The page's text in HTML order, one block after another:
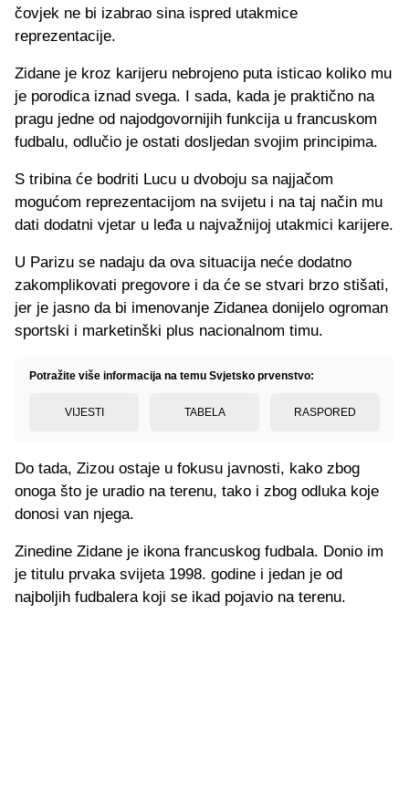
čovjek ne bi izabrao sina ispred utakmice
reprezentacije.
Zidane je kroz karijeru nebrojeno puta isticao koliko mu
je porodica iznad svega. I sada, kada je praktično na
pragu jedne od najodgovornijih funkcija u francuskom
fudbalu, odlučio je ostati dosljedan svojim principima.
S tribina će bodriti Lucu u dvoboju sa najjačom
mogućom reprezentacijom na svijetu i na taj način mu
dati dodatni vjetar u leđa u najvažnijoj utakmici karijere.
U Parizu se nadaju da ova situacija neće dodatno
zakomplikovati pregovore i da će se stvari brzo stišati,
jer je jasno da bi imenovanje Zidanea donijelo ogroman
sportski i marketinški plus nacionalnom timu.
Potražite više informacija na temu Svjetsko prvenstvo:
VIJESTI TABELA RASPORED
Do tada, Zizou ostaje u fokusu javnosti, kako zbog
onoga što je uradio na terenu, tako i zbog odluka koje
donosi van njega.
Zinedine Zidane je ikona francuskog fudbala. Donio im
je titulu prvaka svijeta 1998. godine i jedan je od
najboljih fudbalera koji se ikad pojavio na terenu.